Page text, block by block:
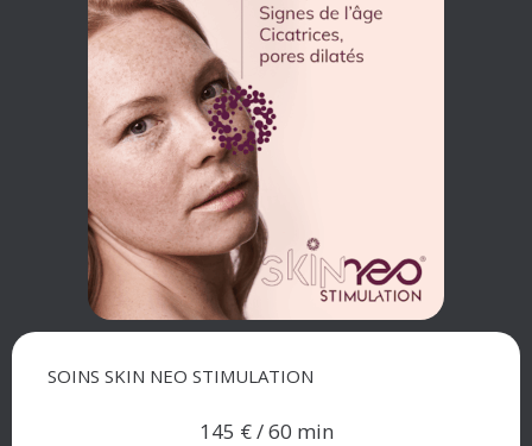
SOINS SKIN NEO STIMULATION
145 € / 60 min